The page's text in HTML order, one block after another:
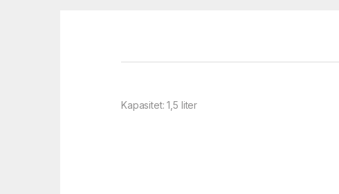
Kapasitet: 1,5 liter